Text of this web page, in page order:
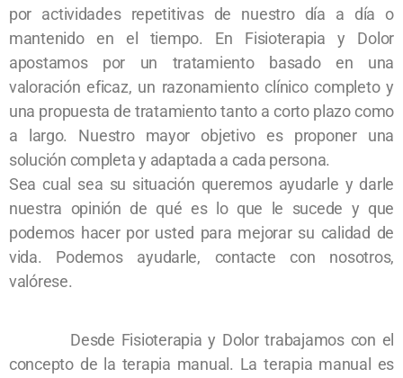
por actividades repetitivas de nuestro día a día o
mantenido en el tiempo. En Fisioterapia y Dolor
apostamos por un tratamiento basado en una
valoración eficaz, un razonamiento clínico completo y
una propuesta de tratamiento tanto a corto plazo como
a largo. Nuestro mayor objetivo es proponer una
solución completa y adaptada a cada persona.
Sea cual sea su situación queremos ayudarle y darle
nuestra opinión de qué es lo que le sucede y que
podemos hacer por usted para mejorar su calidad de
vida. Podemos ayudarle, contacte con nosotros,
valórese.
Desde Fisioterapia y Dolor trabajamos con el
concepto de la terapia manual. La terapia manual es